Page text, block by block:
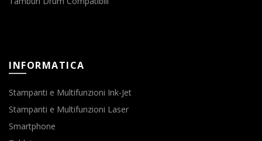
INFORMATICA
Stampanti e Multifunzioni Ink-Jet
Stampanti e Multifunzioni Laser
Smartphone